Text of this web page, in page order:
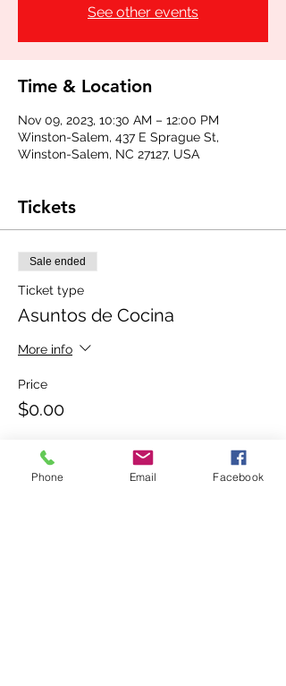
See other events
Time & Location
Nov 09, 2023, 10:30 AM – 12:00 PM
Winston-Salem, 437 E Sprague St,
Winston-Salem, NC 27127, USA
Tickets
Sale ended
Ticket type
Asuntos de Cocina
More info
Price
$0.00
Phone Email Facebook